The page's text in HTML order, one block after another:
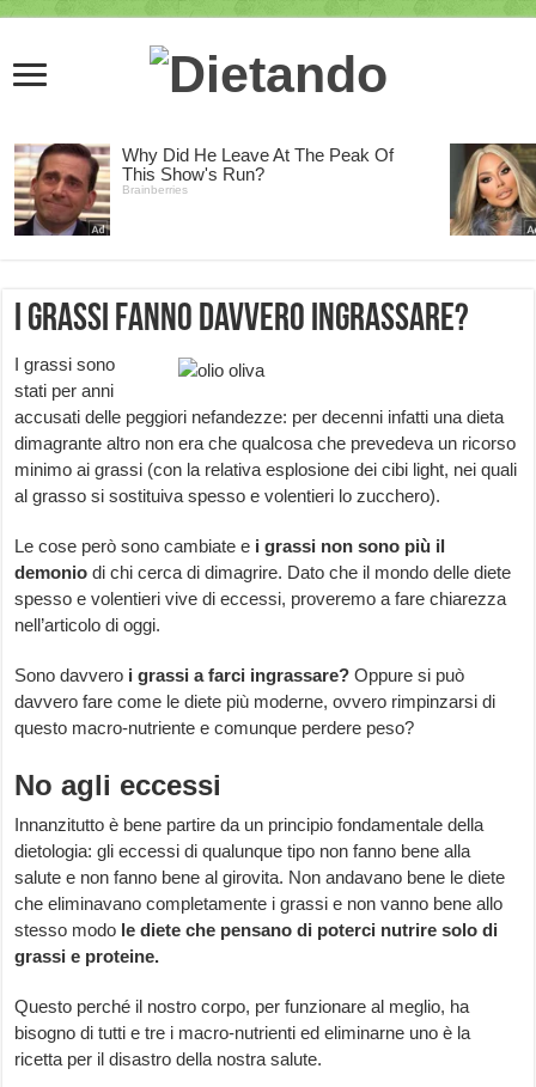
I grassi fanno davvero ingrassare?
I grassi sono
stati per anni
accusati delle peggiori nefandezze: per decenni infatti una dieta
dimagrante altro non era che qualcosa che prevedeva un ricorso
minimo ai grassi (con la relativa esplosione dei cibi light, nei quali
al grasso si sostituiva spesso e volentieri lo zucchero).
Le cose però sono cambiate e i grassi non sono più il
demoniodi chi cerca di dimagrire. Dato che il mondo delle diete
spesso e volentieri vive di eccessi, proveremo a fare chiarezza
nell’articolo di oggi.
Sono davvero i grassi a farci ingrassare?Oppure si può
davvero fare come le diete più moderne, ovvero rimpinzarsi di
questo macro-nutriente e comunque perdere peso?
No agli eccessi
Innanzitutto è bene partire da un principio fondamentale della
dietologia: gli eccessi di qualunque tipo non fanno bene alla
salute e non fanno bene al girovita. Non andavano bene le diete
che eliminavano completamente i grassi e non vanno bene allo
stesso modo le diete che pensano di poterci nutrire solo di
grassi e proteine.
Questo perché il nostro corpo, per funzionare al meglio, ha
bisogno di tutti e tre i macro-nutrienti ed eliminarne uno è la
ricetta per il disastro della nostra salute.